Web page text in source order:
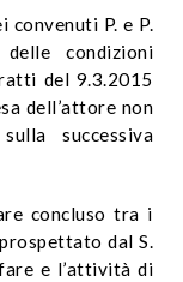
convenuti P. e P.
condizioni
del 9.3.2015
dell’attore non
successiva
concluso tra i
dal S.
e l’attività di